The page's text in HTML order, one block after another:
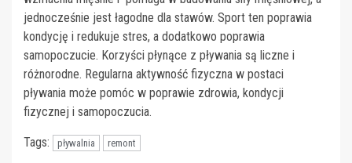
jednocześnie jest łagodne dla stawów. Sport ten poprawia
kondycję i redukuje stres, a dodatkowo poprawia
samopoczucie. Korzyści płynące z pływania są liczne i
różnorodne. Regularna aktywność fizyczna w postaci
pływania może pomóc w poprawie zdrowia, kondycji
fizycznej i samopoczucia.
Tags: pływalnia remont